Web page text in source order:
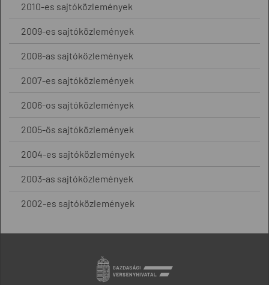
2010-es sajtóközlemények
2009-es sajtóközlemények
2008-as sajtóközlemények
2007-es sajtóközlemények
2006-os sajtóközlemények
2005-ös sajtóközlemények
2004-es sajtóközlemények
2003-as sajtóközlemények
2002-es sajtóközlemények